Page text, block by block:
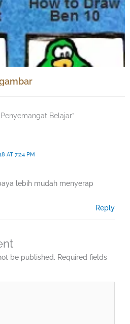
Belajar”
AT 7:24 PM
lebih mudah menyerap
Reply
be published. Required fields